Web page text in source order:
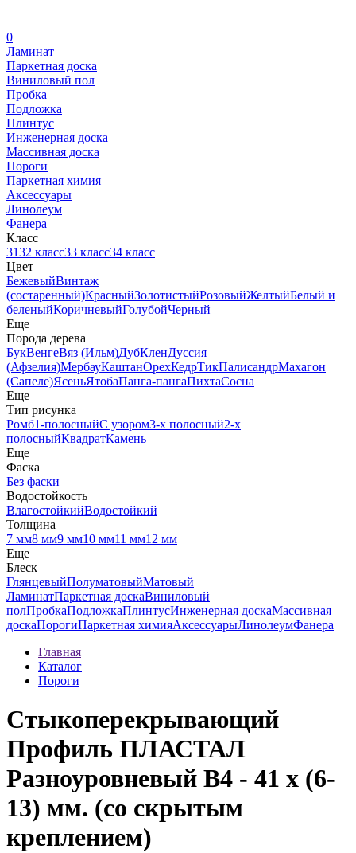
0
Ламинат
Паркетная доска
Виниловый пол
Пробка
Подложка
Плинтус
Инженерная доска
Массивная доска
Пороги
Паркетная химия
Аксессуары
Линолеум
Фанера
Класс
3132 класс33 класс34 класс
Цвет
БежевыйВинтаж
(состаренный)КрасныйЗолотистыйРозовыйЖелтыйБелый и
беленыйКоричневыйГолубойЧерный
Еще
Порода дерева
БукВенгеВяз (Ильм)ДубКленДуссия
(Афзелия)МербауКаштанОрехКедрТикПалисандрМахагон
(Сапеле)ЯсеньЯтобаПанга-пангаПихтаСосна
Еще
Тип рисунка
Ромб1-полосныйС узором3-х полосный2-х
полосныйКвадратКамень
Еще
Фаска
Без фаски
Водостойкость
ВлагостойкийВодостойкий
Толщина
7 мм8 мм9 мм10 мм11 мм12 мм
Еще
Блеск
ГлянцевыйПолуматовыйМатовый
ЛаминатПаркетная доскаВиниловый
полПробкаПодложкаПлинтусИнженерная доскаМассивная
доскаПорогиПаркетная химияАксессуарыЛинолеумФанера
Главная
Каталог
Пороги
Стыкоперекрывающий
Профиль ПЛАСТАЛ
Разноуровневый В4 - 41 x (6-
13) мм. (со скрытым
креплением)